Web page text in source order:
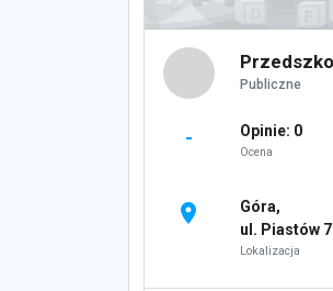
Publiczne
- Opinie: 0
Ocena
location_on
Góra,
ul. Piastów 7
Lokalizacja